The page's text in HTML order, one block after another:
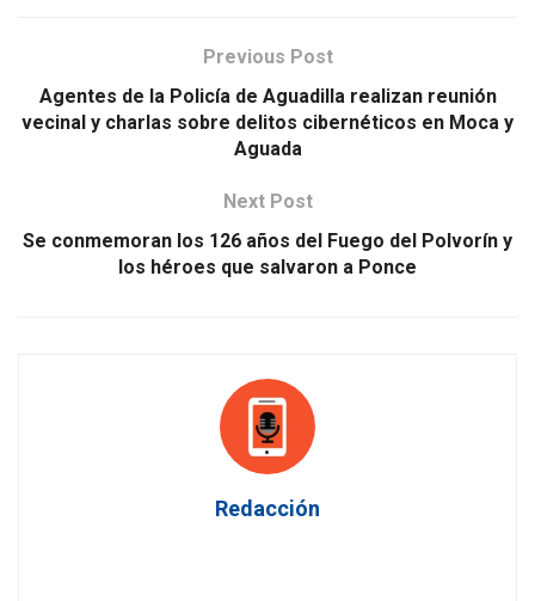
Previous Post
Agentes de la Policía de Aguadilla realizan reunión
vecinal y charlas sobre delitos cibernéticos en Moca y
Aguada
Next Post
Se conmemoran los 126 años del Fuego del Polvorín y
los héroes que salvaron a Ponce
Redacción